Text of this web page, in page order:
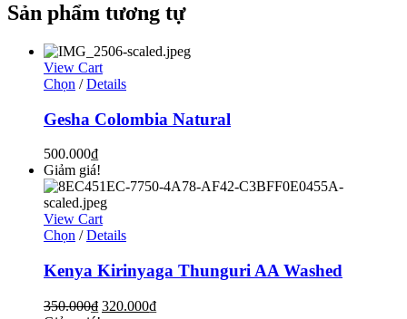
Sản phẩm tương tự
View Cart
Chọn / Details
Gesha Colombia Natural
500.000₫
Giảm giá!
View Cart
Chọn / Details
Kenya Kirinyaga Thunguri AA Washed
350.000₫ 320.000₫